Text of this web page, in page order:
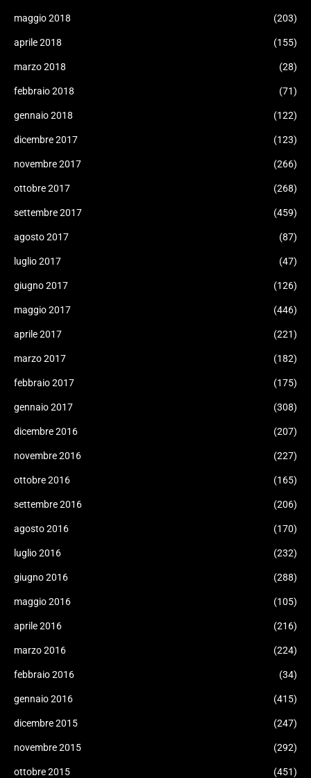
maggio 2018 (203)
aprile 2018 (155)
marzo 2018 (28)
febbraio 2018 (71)
gennaio 2018 (122)
dicembre 2017 (123)
novembre 2017 (266)
ottobre 2017 (268)
settembre 2017 (459)
agosto 2017 (87)
luglio 2017 (47)
giugno 2017 (126)
maggio 2017 (446)
aprile 2017 (221)
marzo 2017 (182)
febbraio 2017 (175)
gennaio 2017 (308)
dicembre 2016 (207)
novembre 2016 (227)
ottobre 2016 (165)
settembre 2016 (206)
agosto 2016 (170)
luglio 2016 (232)
giugno 2016 (288)
maggio 2016 (105)
aprile 2016 (216)
marzo 2016 (224)
febbraio 2016 (34)
gennaio 2016 (415)
dicembre 2015 (247)
novembre 2015 (292)
ottobre 2015 (451)